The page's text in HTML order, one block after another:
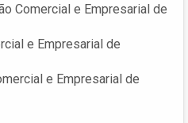
Comercial e Empresarial de
e Empresarial de
e Empresarial de